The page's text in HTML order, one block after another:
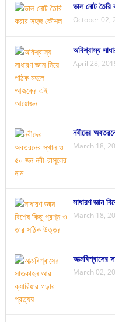
ভাল নোট
October 02,
অবিশ্বাস্য
April 28,
নবীদের
March 18,
সাধারণ জ্ঞান
March 18,
আত্মবিশ্বাসের
March 02,